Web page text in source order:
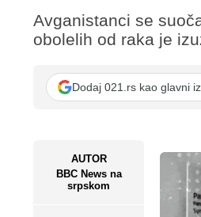
AUTOR
BBC News na
srpskom
Avganistanci se
obolelih od raka je
Dodaj 021.rs kao glavni